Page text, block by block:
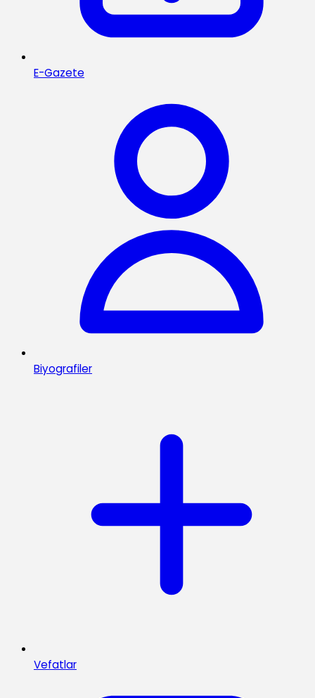
E-Gazete
Biyografiler
Vefatlar